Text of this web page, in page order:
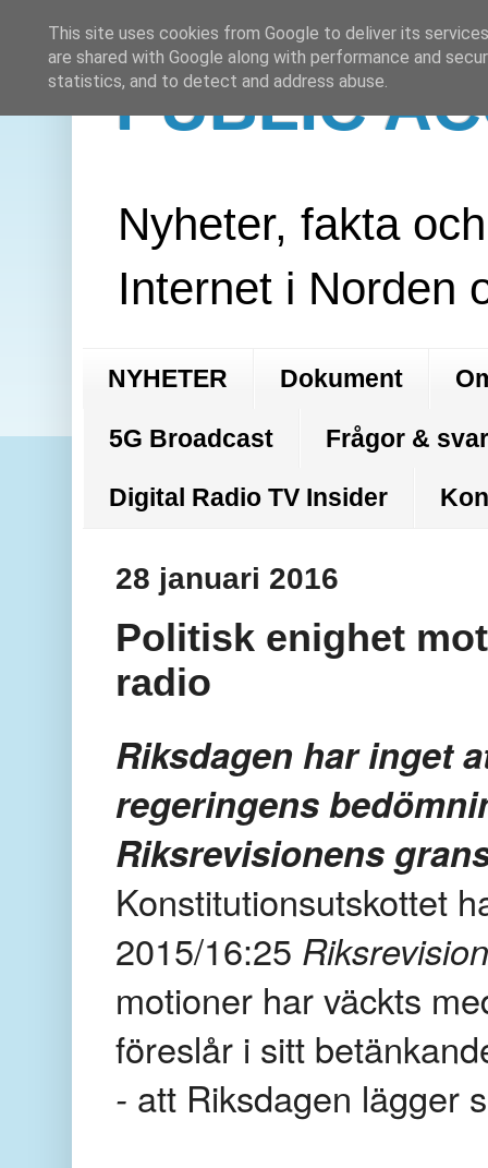
PUBLIC
Nyheter, fakta
Internet i Norden
NYHETER Dokument
5G Broadcast Frågor &
Digital Radio TV Insider
28 januari 2016
Politisk enighet
radio
Riksdagen har inget
regeringens
Riksrevisionens
Konstitutionsutskottet
2015/16:25
motioner har väckts
föreslår i sitt
- att Riksdagen lägger
This site uses cookies from Google to deliver its
are shared with Google along with performance and
statistics, and to detect and address abuse.